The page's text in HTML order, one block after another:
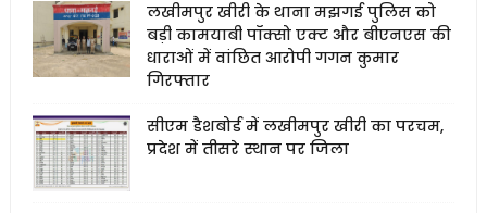
लखीमपुर खीरी के थाना मझगई पुलिस को
बड़ी कामयाबी पॉक्सो एक्ट और बीएनएस की
धाराओं में वांछित आरोपी गगन कुमार
गिरफ्तार
सीएम डैशबोर्ड में लखीमपुर खीरी का परचम,
प्रदेश में तीसरे स्थान पर जिला